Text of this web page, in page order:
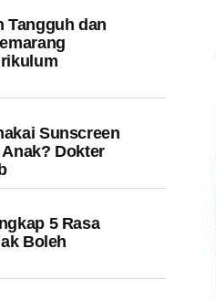
Tangguh dan
Sunscreen
Dokter
5 Rasa
Boleh